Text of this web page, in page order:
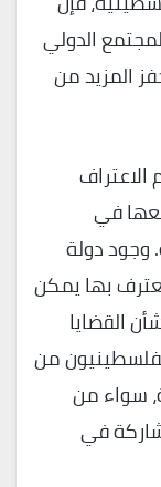
الدولي
المزيد من
في
وجود دولة
بها يمكن
القضايا
من
سواء من
في